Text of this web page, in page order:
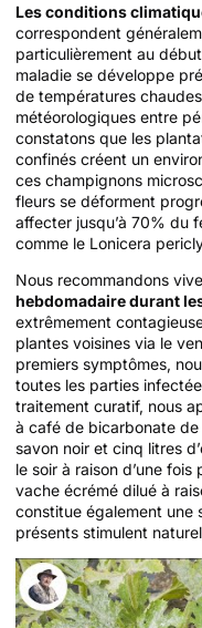
Les conditions
correspondent
particulièrement au
maladie se développe
de températures
météorologiques entre
constatons que les
confinés créent un
ces champignons
fleurs se déforment
affecter jusqu’à 70% du
comme le Lonicera
Nous recommandons
hebdomadaire durant
extrêmement
plantes voisines via le
premiers symptômes,
toutes les parties
traitement curatif, nous
à café de bicarbonate
savon noir et cinq litres
le soir à raison d’une fois
vache écrémé dilué à
constitue également une
présents stimulent